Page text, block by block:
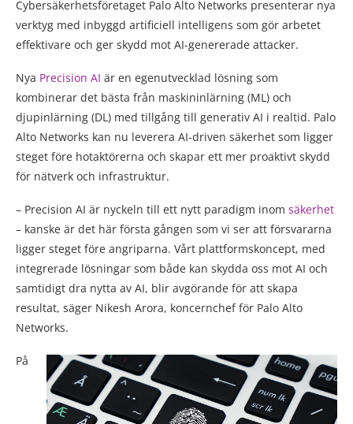
Cybersäkerhetsföretaget Palo Alto Networks presenterar nya
verktyg med inbyggd artificiell intelligens som gör arbetet
effektivare och ger skydd mot AI-genererade attacker.
Nya Precision AI är en egenutvecklad lösning som
kombinerar det bästa från maskininlärning (ML) och
djupinlärning (DL) med tillgång till generativ AI i realtid. Palo
Alto Networks kan nu leverera AI-driven säkerhet som ligger
steget före hotaktörerna och skapar ett mer proaktivt skydd
för nätverk och infrastruktur.
– Precision AI är nyckeln till ett nytt paradigm inom säkerhet
– kanske är det här första gången som vi ser att försvararna
ligger steget före angriparna. Vårt plattformskoncept, med
integrerade lösningar som både kan skydda oss mot AI och
samtidigt dra nytta av AI, blir avgörande för att skapa
resultat, säger Nikesh Arora, koncernchef för Palo Alto
Networks.
På